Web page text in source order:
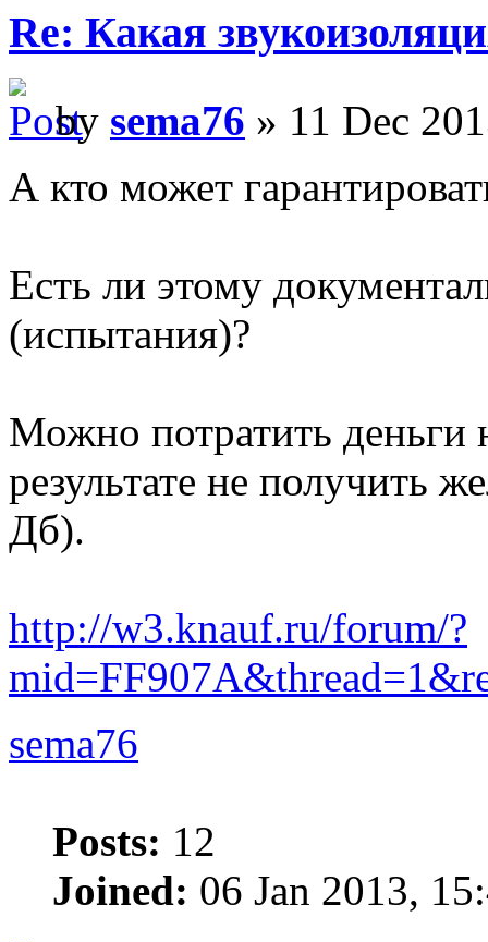
Re: Какая
by sema76 » 11 Dec
А кто может
Есть ли этому
(испытания)?
Можно потратить деньги
результате не получить
Дб).
http://w3.knauf.ru/forum/?
sema76
Posts: 12
Joined: 06 Jan 2013,